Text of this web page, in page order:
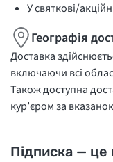
У святкові/
Географія
Доставка
включаючи всі
Також доступна
кур’єром за
Підписка — це